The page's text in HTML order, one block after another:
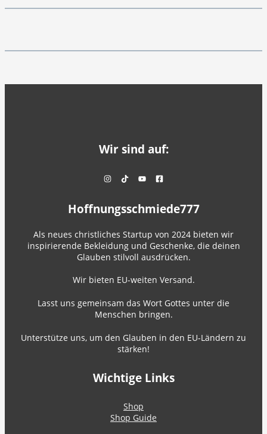
Wir sind auf:
Hoffnungsschmiede777
Als neues christliches Startup von 2024 bieten wir
inspirierende Bekleidung und Geschenke, die deinen
Glauben stilvoll ausdrücken.
Wir bieten EU-weiten Versand.
Lasst uns gemeinsam das Wort Gottes unter die
Menschen bringen.
Unterstütze uns, um den Glauben in den EU-Ländern zu
stärken!
Wichtige Links
Shop
Shop Guide